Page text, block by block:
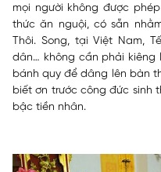
mọi người không được
thức ăn nguội, có sẵn
Thôi. Song, tại Việt Nam,
dân… không cần phải kiêng
bánh quy để dâng lên bàn
biết ơn trước công đức sinh
bậc tiền nhân.